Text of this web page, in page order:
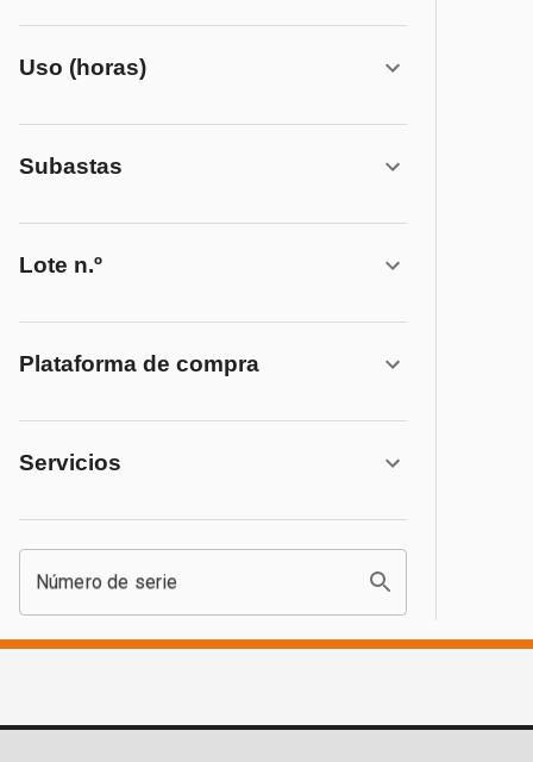
Uso (horas)
Subastas
Lote n.º
Plataforma de compra
Servicios
Número de serie